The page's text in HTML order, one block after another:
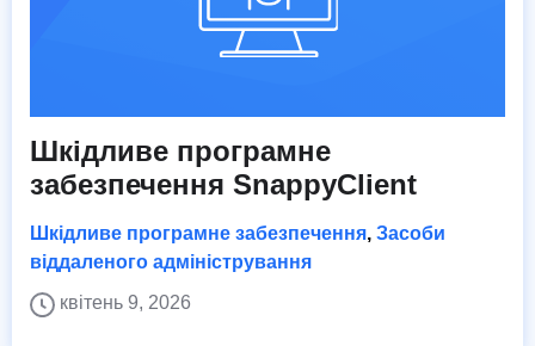
Шкідливе програмне
забезпечення SnappyClient
Шкідливе програмне забезпечення, Засоби
віддаленого адміністрування
квітень 9, 2026